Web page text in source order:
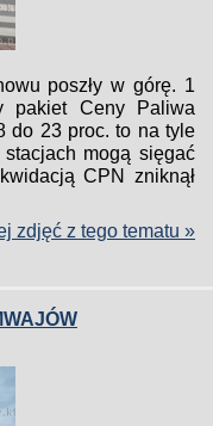
poszły w górę. 1
pakiet Ceny Paliwa
do 23 proc. to na tyle
mogą sięgać
CPN zniknął
zdjęć z tego tematu »